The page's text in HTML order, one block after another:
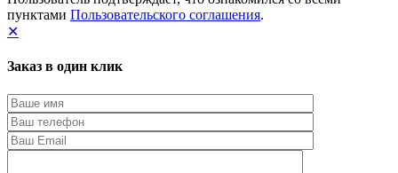
пунктами Пользовательского соглашения.
✕
Заказ в один клик